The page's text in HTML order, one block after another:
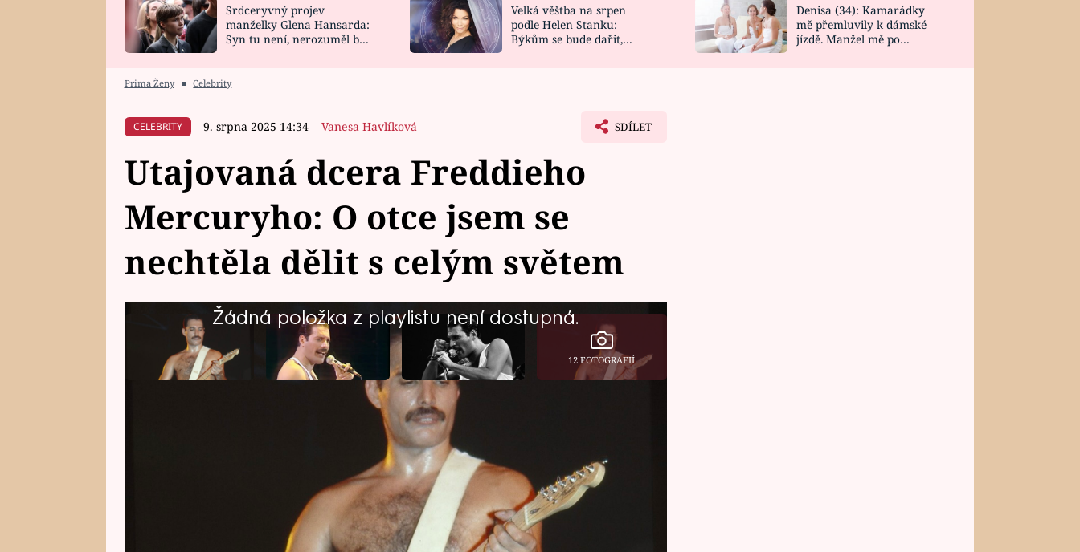
HOROSKOP NA
CELEBRITY
VAŘENÍ
NOVINKY
VIDEORECEPTY
DESIGN
Srdceryvný projev
manželky Glena Hansarda:
Syn tu není, nerozuměl by
Velká věštba na srpen
podle Helen Stanku:
Býkům se bude dařit,
Denisa (34): Kamarádky
mě přemluvily k dámské
jízdě. Manžel mě po
Prima Ženy ■ Celebrity
CELEBRITY 9. srpna 2025 14:34 Vanesa Havlíková SDÍLET
Utajovaná dcera Freddieho
Mercuryho: O otce jsem se
nechtěla dělit s celým světem
Žádná položka z playlistu není dostupná.
12 FOTOGRAFIÍ
Po více než třiceti letech od smrti Freddieho Mercuryho promluvila
žena, která se označuje za jeho utajovanou dceru. V nové biografii
Love, Freddie popisuje svůj blízký vztah se zpěvákem a vysvětluje,
proč o svém původu mlčela. „Nechtěla jsem se o tátu dělit s celým
světem,“ říká dnes osmačtyřicetiletá B., pracující jako lékařka ve